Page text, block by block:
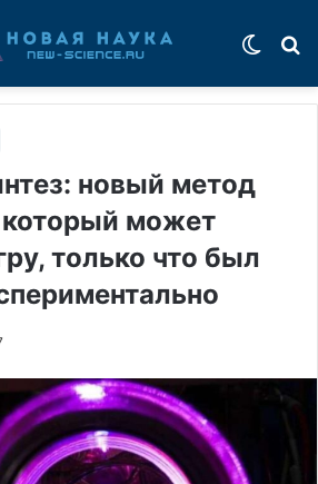
новый метод
может
только что был